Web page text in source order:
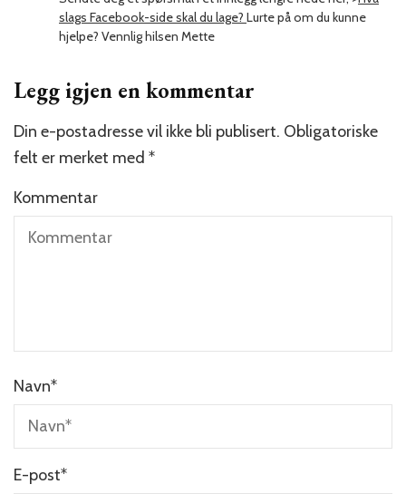
slags Facebook-side skal du lage? Lurte på om du kunne
hjelpe? Vennlig hilsen Mette
Legg igjen en kommentar
Din e-postadresse vil ikke bli publisert. Obligatoriske
felt er merket med *
Kommentar
Navn*
E-post*